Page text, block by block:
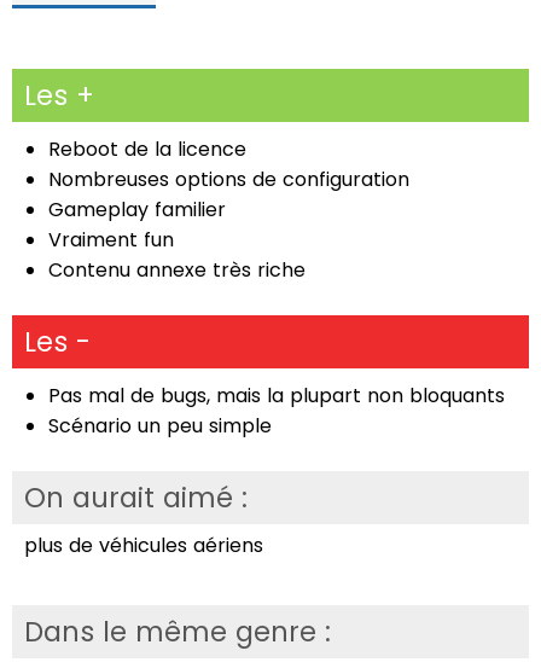
Les +
Reboot de la licence
Nombreuses options de configuration
Gameplay familier
Vraiment fun
Contenu annexe très riche
Les -
Pas mal de bugs, mais la plupart non bloquants
Scénario un peu simple
On aurait aimé :
plus de véhicules aériens
Dans le même genre :